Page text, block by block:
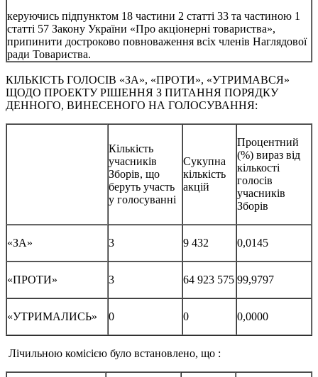
керуючись підпунктом 18 частини 2 статті 33 та частиною 1
статті 57 Закону України «Про акціонерні товариства»,
припинити достроково повноваження всіх членів Наглядової
ради Товариства.
КІЛЬКІСТЬ ГОЛОСІВ «ЗА», «ПРОТИ», «УТРИМАВСЯ»
ЩОДО ПРОЕКТУ РІШЕННЯ З ПИТАННЯ ПОРЯДКУ
ДЕННОГО, ВИНЕСЕНОГО НА ГОЛОСУВАННЯ:
Кількість
учасників
Зборів, що
беруть участь
у голосуванні
Сукупна
кількість
акцій
Процентний
(%) вираз від
кількості
голосів
учасників
Зборів
«ЗА» 3 9 432 0,0145
«ПРОТИ» 3 64 923 575 99,9797
«УТРИМАЛИСЬ» 0 0 0,0000
Лічильною комісією було встановлено, що :